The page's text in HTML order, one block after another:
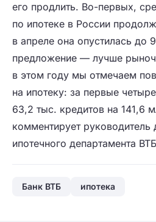
его продлить. Во-первых,
по ипотеке в России
в апреле она опустилась до
предложение — лучше
в этом году мы отмечаем
на ипотеку: за первые
63,2 тыс. кредитов на 141,6
комментирует руководитель
ипотечного департамента
Банк ВТБ ипотека